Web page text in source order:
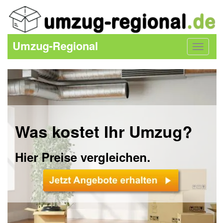
Toggle
Umzug-Regional
Was kostet Ihr Umzug?
Hier Preise vergleichen.